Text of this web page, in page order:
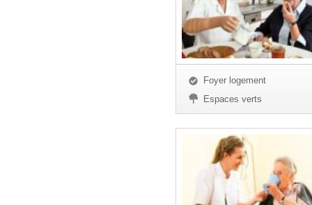
Foyer logement
Espaces verts